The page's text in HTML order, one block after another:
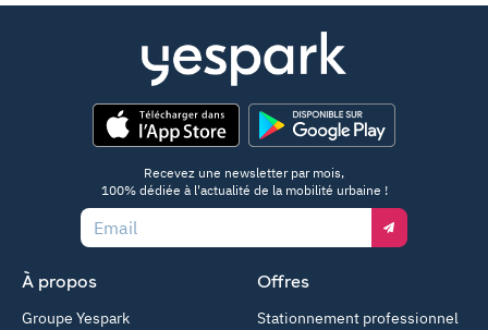
Recevez une newsletter par mois,
100% dédiée à l'actualité de la mobilité urbaine !
À propos
Groupe Yespark
Offres
Stationnement professionnel